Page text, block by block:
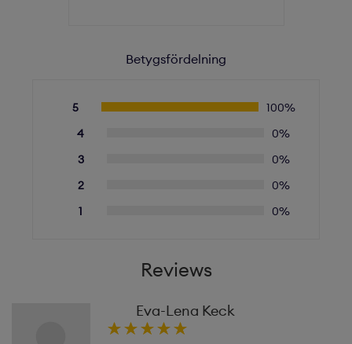
Betygsfördelning
5
100%
4
0%
3
0%
2
0%
1
0%
Reviews
Eva-Lena Keck